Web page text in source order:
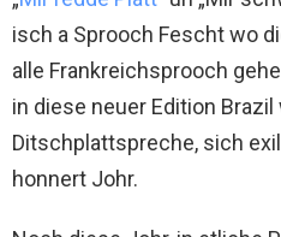
isch a Sprooch Fescht wo
alle Frankreichsprooch
in diese neuer Edition Brazil
Ditschplattspreche, sich
honnert Johr.